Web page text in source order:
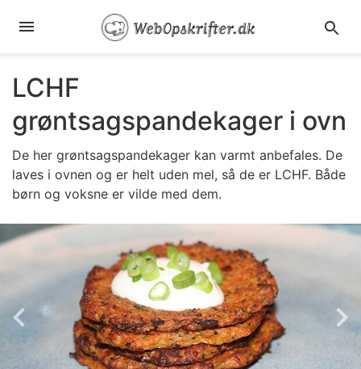
LCHF
grøntsagspandekager i ovn
De her grøntsagspandekager kan varmt anbefales. De
laves i ovnen og er helt uden mel, så de er LCHF. Både
børn og voksne er vilde med dem.